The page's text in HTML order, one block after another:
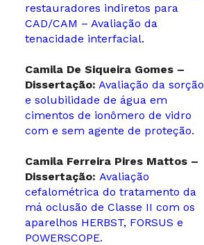
restauradores indiretos para
CAD/CAM – Avaliação da
tenacidade interfacial.
Camila De Siqueira Gomes –
Dissertação: Avaliação da sorção
e solubilidade de água em
cimentos de ionômero de vidro
com e sem agente de proteção.
Camila Ferreira Pires Mattos –
Dissertação: Avaliação
cefalométrica do tratamento da
má oclusão de Classe II com os
aparelhos HERBST, FORSUS e
POWERSCOPE.